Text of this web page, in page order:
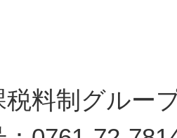
税料制グルー